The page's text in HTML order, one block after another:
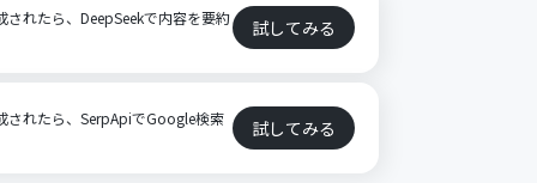
れたら、DeepSeekで内容を要約 試してみる
されたら、SerpApiでGoogle検索 試してみる